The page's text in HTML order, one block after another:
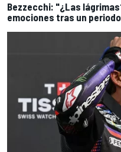
Bezzecchi: "¿Las
emociones tras un